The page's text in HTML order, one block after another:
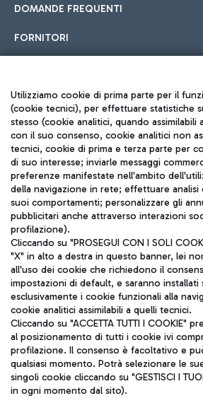
DOMANDE FREQUENTI
FORNITORI
Seguici sui social
TRAVEL JOURNAL
ITA
Aeroporti di Roma S.p.A. - Società
coordinamento di Mundys S.p.A.
Codice fiscale e Registro delle Imprese di
IVA 06572251004
Capitale sociale 62.224.743,00 int. vers.
Sede legale: Via Pier Paolo Racchetti 1 -
telefono +39 06 65951
Utilizziamo cookie di prima parte per il
(cookie tecnici), per effettuare statistiche
stesso (cookie analitici, quando assimilabili
con il suo consenso, cookie analitici non
tecnici, cookie di prima e terza parte per
di suo interesse; inviarle messaggi
preferenze manifestate nell'ambito
della navigazione in rete; effettuare
suoi comportamenti; personalizzare gli
pubblicitari anche attraverso interazioni
profilazione).
Cliccando su "PROSEGUI CON I SOLI
"X" in alto a destra in questo banner, lei
all'uso dei cookie che richiedono il
impostazioni di default, e saranno installati
esclusivamente i cookie funzionali alla
cookie analitici assimilabili a quelli tecnici.
Cliccando su "ACCETTA TUTTI I COOKIE"
al posizionamento di tutti i cookie ivi
profilazione. Il consenso è facoltativo e
qualsiasi momento. Potrà selezionare le
singoli cookie cliccando su "GESTISCI I
in ogni momento dal sito).